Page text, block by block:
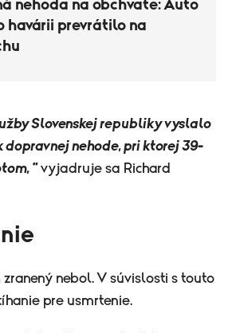
nehoda na obchvate: Auto
havárii prevrátilo na
Slovenskej republiky vyslalo
nehode, pri ktorej 39-
"vyjadruje sa Richard
nebol. V súvislosti s touto
pre usmrtenie.